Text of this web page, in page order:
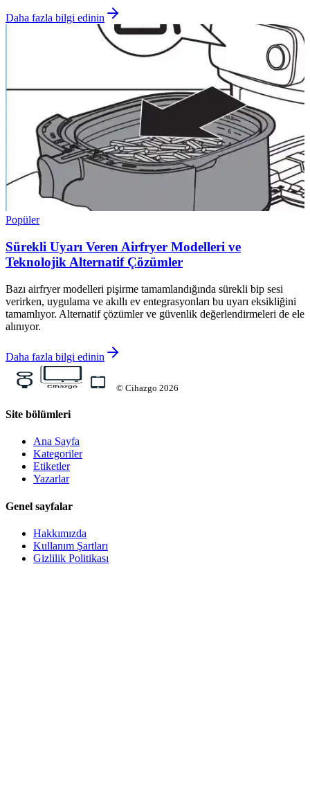
Daha fazla bilgi edinin
Popüler
Sürekli Uyarı Veren Airfryer Modelleri ve
Teknolojik Alternatif Çözümler
Bazı airfryer modelleri pişirme tamamlandığında sürekli bip sesi
verirken, uygulama ve akıllı ev entegrasyonları bu uyarı eksikliğini
tamamlıyor. Alternatif çözümler ve güvenlik değerlendirmeleri de ele
alınıyor.
Daha fazla bilgi edinin
© Cihazgo 2026
Site bölümleri
Ana Sayfa
Kategoriler
Etiketler
Yazarlar
Genel sayfalar
Hakkımızda
Kullanım Şartları
Gizlilik Politikası